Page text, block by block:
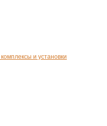
и установки